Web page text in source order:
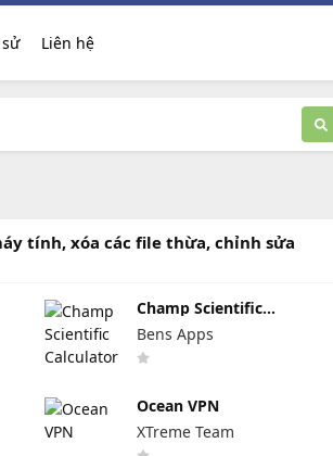
Liên hệ
tính, xóa các file thừa, chỉnh sửa
Champ Scientific
Calculator
Bens Apps
Ocean VPN
XTreme Team